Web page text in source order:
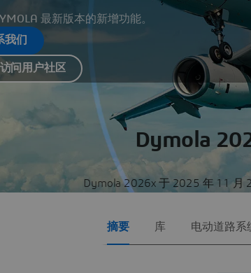
最新版本的新增功能。
我们
访问用户社区
Dymola
Dymola 2026x 于 2025 年 11 月
摘要 库 电动道路系